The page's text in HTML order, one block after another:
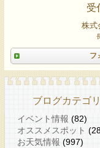
受
株式
フ
ブログカテゴ
イベント情報 (82)
オススメスポット
お天気情報 (997)